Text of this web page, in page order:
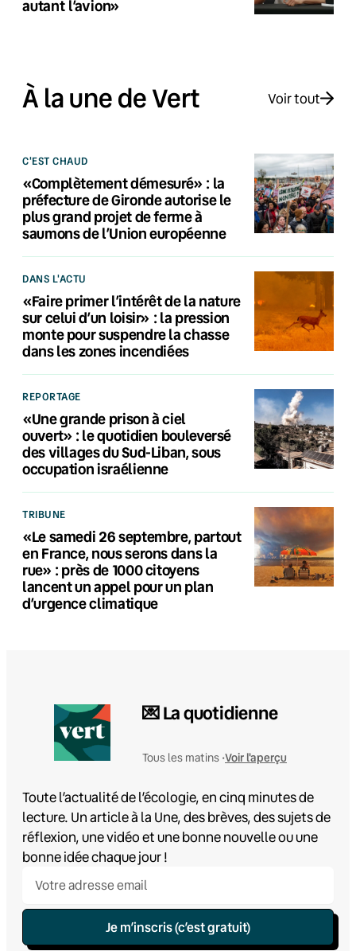
autant l’avion»
À la une de Vert Voir tout
C'EST CHAUD
«Complètement démesuré» : la
préfecture de Gironde autorise le
plus grand projet de ferme à
saumons de l’Union européenne
DANS L'ACTU
«Faire primer l’intérêt de la nature
sur celui d’un loisir» : la pression
monte pour suspendre la chasse
dans les zones incendiées
REPORTAGE
«Une grande prison à ciel
ouvert» : le quotidien bouleversé
des villages du Sud-Liban, sous
occupation israélienne
TRIBUNE
«Le samedi 26 septembre, partout
en France, nous serons dans la
rue» : près de 1000 citoyens
lancent un appel pour un plan
d’urgence climatique
💌 La quotidienne
Tous les matins •Voir l'aperçu
Toute l’actualité de l’écologie, en cinq minutes de
lecture. Un article à la Une, des brèves, des sujets de
réflexion, une vidéo et une bonne nouvelle ou une
bonne idée chaque jour !
Je m’inscris (c’est gratuit)